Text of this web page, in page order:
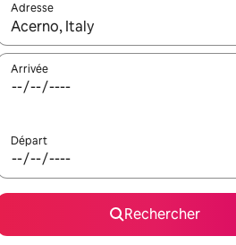
Adresse
Lorsque les résultats s'affichent,
Arrivée
Départ
Rechercher